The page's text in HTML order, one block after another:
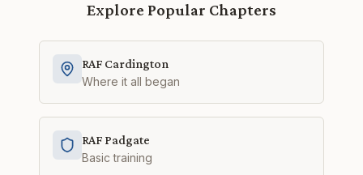
Explore Popular Chapters
RAF Cardington
Where it all began
RAF Padgate
Basic training